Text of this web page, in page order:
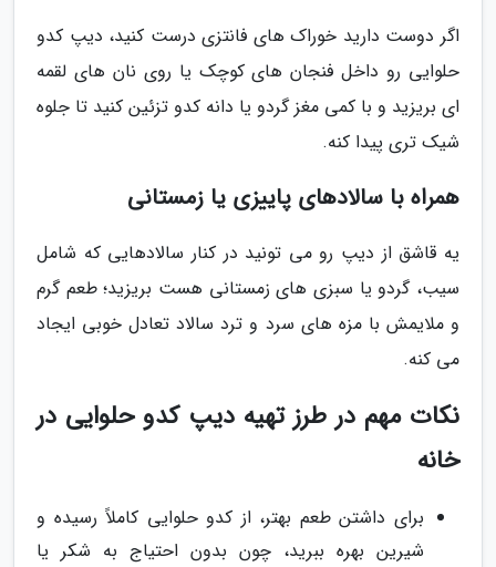
اگر دوست دارید خوراک های فانتزی درست کنید، دیپ کدو
حلوایی رو داخل فنجان های کوچک یا روی نان های لقمه
ای بریزید و با کمی مغز گردو یا دانه کدو تزئین کنید تا جلوه
شیک تری پیدا کنه.
همراه با سالادهای پاییزی یا زمستانی
یه قاشق از دیپ رو می تونید در کنار سالادهایی که شامل
سیب، گردو یا سبزی های زمستانی هست بریزید؛ طعم گرم
و ملایمش با مزه های سرد و ترد سالاد تعادل خوبی ایجاد
می کنه.
نکات مهم در طرز تهیه دیپ کدو حلوایی در
خانه
برای داشتن طعم بهتر، از کدو حلوایی کاملاً رسیده و
شیرین بهره ببرید، چون بدون احتیاج به شکر یا